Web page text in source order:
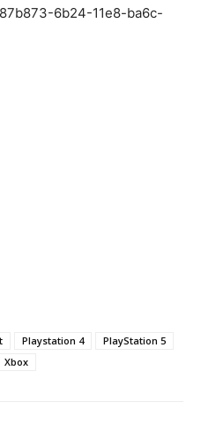
6b24-11e8-ba6c-
Playstation 4
PlayStation 5
Xbox